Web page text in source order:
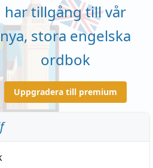
har tillgång till vår
nya, stora engelska
ordbok
Uppgradera till premium